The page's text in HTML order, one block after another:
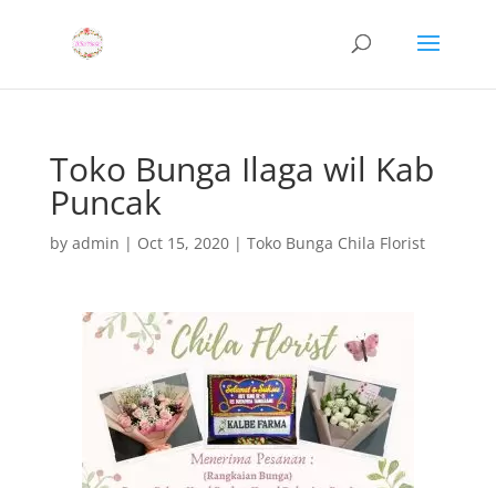
Toko Bunga Ilaga wil Kab
Puncak
by admin | Oct 15, 2020| Toko Bunga Chila Florist